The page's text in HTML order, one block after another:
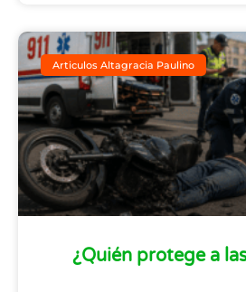
Articulos Altagracia Paulino
¿Quién protege a